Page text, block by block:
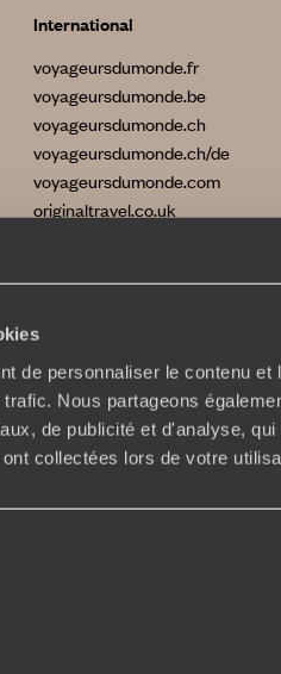
de personnaliser le contenu
Nous partageons
de publicité et d'analyse,
collectées lors de votre
International
voyageursdumonde.fr
voyageursdumonde.be
voyageursdumonde.ch
voyageursdumonde.ch/de
voyageursdumonde.com
originaltravel.co.uk
Plan du site
et de Cookies
et CGU